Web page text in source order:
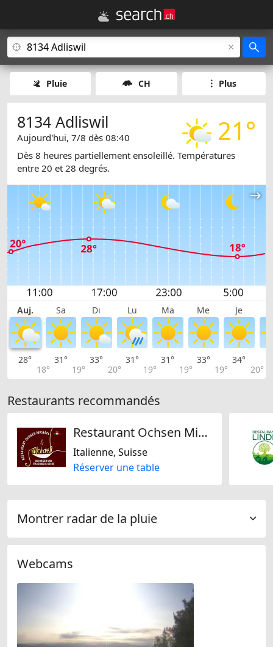
Pluie CH Plus
21°
8134 Adliswil
Aujourd'hui, 7/8 dès 08:40
Dès 8 heures partiellement ensoleillé. Températures
entre 20 et 28 degrés.
Auj. Sa Di Lu Ma Me Je
28°
18°
31°
19°
33°
20°
31°
19°
31°
19°
33°
19°
34°
20°
Restaurants recommandés
Restaurant Ochsen Michael
Italienne, Suisse
Réserver une table
Montrer radar de la pluie
Webcams